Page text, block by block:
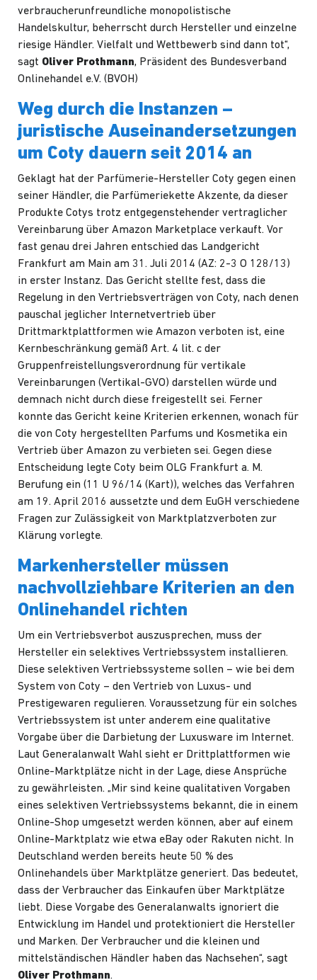
verbraucherunfreundliche monopolistische
Handelskultur, beherrscht durch Hersteller und einzelne
riesige Händler. Vielfalt und Wettbewerb sind dann tot“,
sagt Oliver Prothmann, Präsident des Bundesverband
Onlinehandel e.V. ( BVOH)
Weg durch die Instanzen –
juristische Auseinandersetzungen
um Coty dauern seit 2014 an
Geklagt hat der Parfümerie-Hersteller Coty gegen einen
seiner Händler, die Parfümeriekette Akzente, da dieser
Produkte Cotys trotz entgegenstehender vertraglicher
Vereinbarung über Amazon Marketplace verkauft. Vor
fast genau drei Jahren entschied das Landgericht
Frankfurt am Main am 31. Juli 2014 (AZ: 2-3 O 128/13)
in erster Instanz. Das Gericht stellte fest, dass die
Regelung in den Vertriebsverträgen von Coty, nach denen
pauschal jeglicher Internetvertrieb über
Drittmarktplattformen wie Amazon verboten ist, eine
Kernbeschränkung gemäß Art. 4 lit. c der
Gruppenfreistellungsverordnung für vertikale
Vereinbarungen (Vertikal-GVO) darstellen würde und
demnach nicht durch diese freigestellt sei. Ferner
konnte das Gericht keine Kriterien erkennen, wonach für
die von Coty hergestellten Parfums und Kosmetika ein
Vertrieb über Amazon zu verbieten sei. Gegen diese
Entscheidung legte Coty beim OLG Frankfurt a. M.
Berufung ein (11 U 96/14 (Kart)), welches das Verfahren
am 19. April 2016 aussetzte und dem EuGH verschiedene
Fragen zur Zulässigkeit von Marktplatzverboten zur
Klärung vorlegte.
Markenhersteller müssen
nachvollziehbare Kriterien an den
Onlinehandel richten
Um ein Vertriebsverbot auszusprechen, muss der
Hersteller ein selektives Vertriebssystem installieren.
Diese selektiven Vertriebssysteme sollen – wie bei dem
System von Coty – den Vertrieb von Luxus- und
Prestigewaren regulieren. Voraussetzung für ein solches
Vertriebssystem ist unter anderem eine qualitative
Vorgabe über die Darbietung der Luxusware im Internet.
Laut Generalanwalt Wahl sieht er Drittplattformen wie
Online-Marktplätze nicht in der Lage, diese Ansprüche
zu gewährleisten. „Mir sind keine qualitativen Vorgaben
eines selektiven Vertriebssystems bekannt, die in einem
Online-Shop umgesetzt werden können, aber auf einem
Online-Marktplatz wie etwa eBay oder Rakuten nicht. In
Deutschland werden bereits heute 50 % des
Onlinehandels über Marktplätze generiert. Das bedeutet,
dass der Verbraucher das Einkaufen über Marktplätze
liebt. Diese Vorgabe des Generalanwalts ignoriert die
Entwicklung im Handel und protektioniert die Hersteller
und Marken. Der Verbraucher und die kleinen und
mittelständischen Händler haben das Nachsehen“, sagt
Oliver Prothmann.